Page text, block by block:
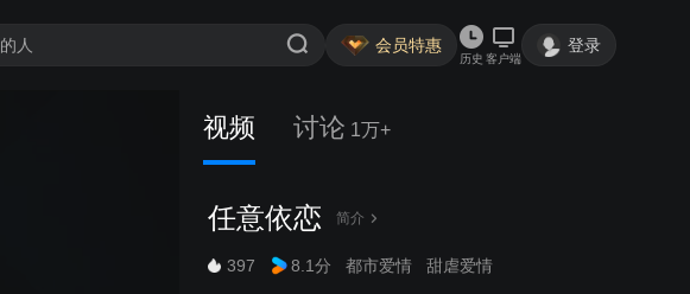
会员特惠
历史 客户端
登录
视频 讨论 1万+
任意依恋 简介
397 8.1分 都市爱情 甜虐爱情